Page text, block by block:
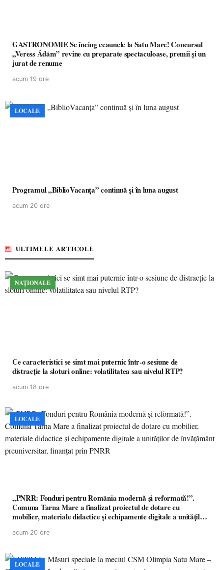
GASTRONOMIE Se încing ceaunele la Satu Mare! Concursul
„Veress Ádám” revine cu preparate spectaculoase, premii și un
jurat de renume
acum 19 ore
LOCALE
Programul „BiblioVacanța” continuă și în luna august
acum 20 ore
ULTIMELE ARTICOLE
NAȚIONALE
Ce caracteristici se simt mai puternic într-o sesiune de
distracție la sloturi online: volatilitatea sau nivelul RTP?
acum 18 ore
LOCALE
„PNRR: Fonduri pentru România modernă și reformată!”.
Comuna Tarna Mare a finalizat proiectul de dotare cu
mobilier, materiale didactice și echipamente digitale a unităților
acum 20 ore
LOCALE